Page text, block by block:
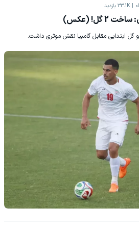
33.1K بازدید
گل! (عکس)
ابتدایی مقابل گامبیا نقش موثری داشت.